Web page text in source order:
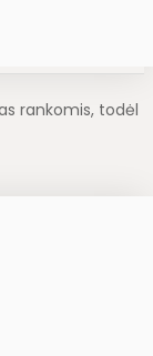
rankomis, todėl